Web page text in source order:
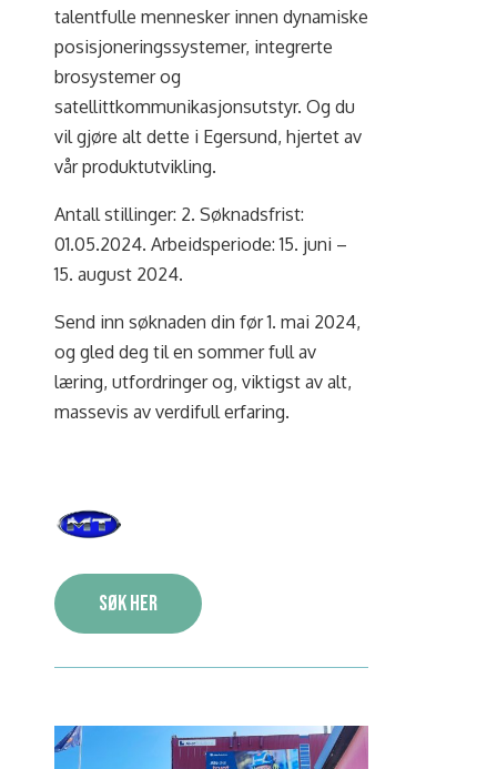
talentfulle mennesker innen dynamiske
posisjoneringssystemer, integrerte
brosystemer og
satellittkommunikasjonsutstyr. Og du
vil gjøre alt dette i Egersund, hjertet av
vår produktutvikling.
Antall stillinger: 2. Søknadsfrist:
01.05.2024. Arbeidsperiode: 15. juni –
15. august 2024.
Send inn søknaden din før 1. mai 2024,
og gled deg til en sommer full av
læring, utfordringer og, viktigst av alt,
massevis av verdifull erfaring.
Søk her